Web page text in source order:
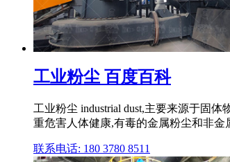
工业粉尘 百度百科
工业粉尘 industrial dust,主要来源于固
重危害人体健康,有毒的金属粉尘和非
联系电话: 180 3780 8511